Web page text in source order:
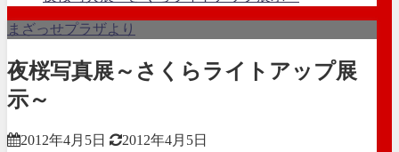
まざっせプラザより
夜桜写真展～さくらライトアップ展
示～
2012年4月5日 2012年4月5日